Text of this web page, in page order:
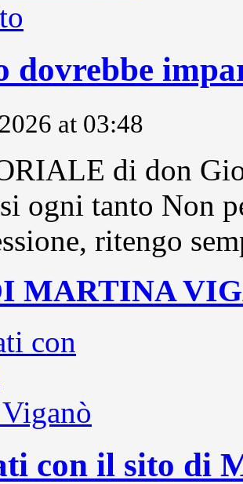
dovrebbe
at 03:48
di don
ogni tanto Non
ritengo
MARTINA
con il sito di